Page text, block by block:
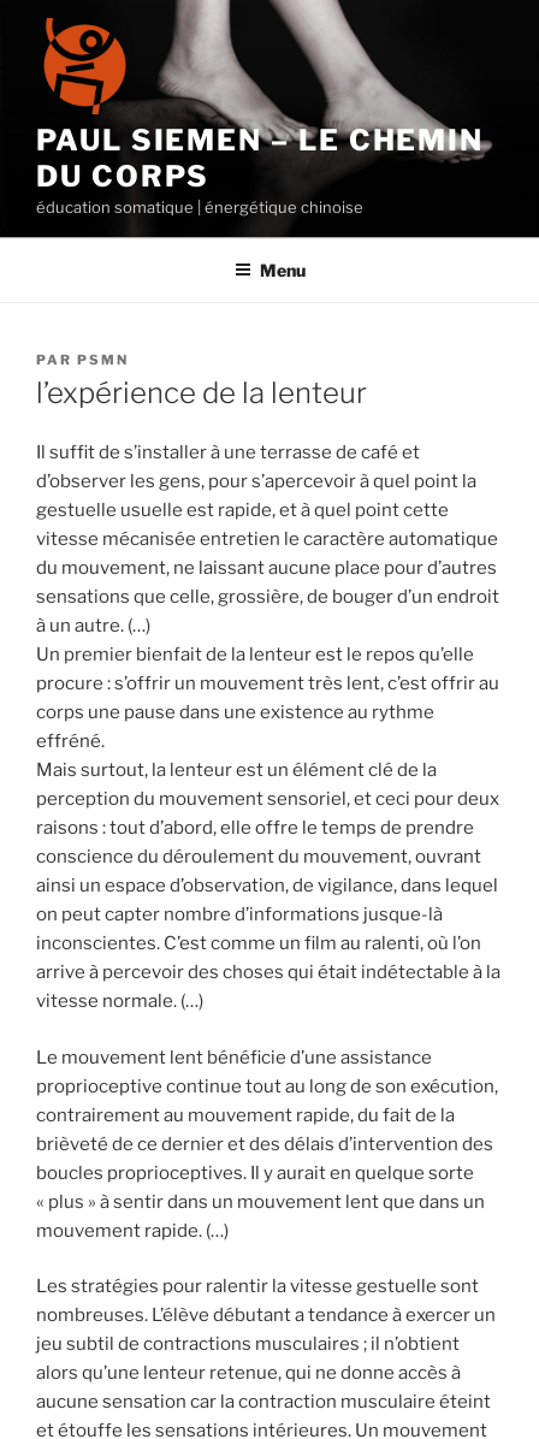
contenu
principal
PAUL SIEMEN – LE CHEMIN
DU CORPS
éducation somatique | énergétique chinoise
Menu
PUBLIÉ
LE
PAR PSMN
l’expérience de la lenteur
Il suffit de s’installer à une terrasse de café et
d’observer les gens, pour s’apercevoir à quel point la
gestuelle usuelle est rapide, et à quel point cette
vitesse mécanisée entretien le caractère automatique
du mouvement, ne laissant aucune place pour d’autres
sensations que celle, grossière, de bouger d’un endroit
à un autre. (…)
Un premier bienfait de la lenteur est le repos qu’elle
procure : s’offrir un mouvement très lent, c’est offrir au
corps une pause dans une existence au rythme
effréné.
Mais surtout, la lenteur est un élément clé de la
perception du mouvement sensoriel, et ceci pour deux
raisons : tout d’abord, elle offre le temps de prendre
conscience du déroulement du mouvement, ouvrant
ainsi un espace d’observation, de vigilance, dans lequel
on peut capter nombre d’informations jusque-là
inconscientes. C’est comme un film au ralenti, où l’on
arrive à percevoir des choses qui était indétectable à la
vitesse normale. (…)
Le mouvement lent bénéficie d’une assistance
proprioceptive continue tout au long de son exécution,
contrairement au mouvement rapide, du fait de la
brièveté de ce dernier et des délais d’intervention des
boucles proprioceptives. Il y aurait en quelque sorte
« plus » à sentir dans un mouvement lent que dans un
mouvement rapide. (…)
Les stratégies pour ralentir la vitesse gestuelle sont
nombreuses. L’élève débutant a tendance à exercer un
jeu subtil de contractions musculaires ; il n’obtient
alors qu’une lenteur retenue, qui ne donne accès à
aucune sensation car la contraction musculaire éteint
et étouffe les sensations intérieures. Un mouvement